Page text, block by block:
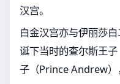
汉宫。
白金汉宫亦与伊丽莎
诞下当时的查尔斯王
子（Prince Andrew）